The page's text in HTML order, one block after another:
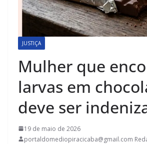
JUSTIÇA
Mulher que
larvas em
deve ser
19 de maio de 2026
portaldomediopiracicaba@gmail.com